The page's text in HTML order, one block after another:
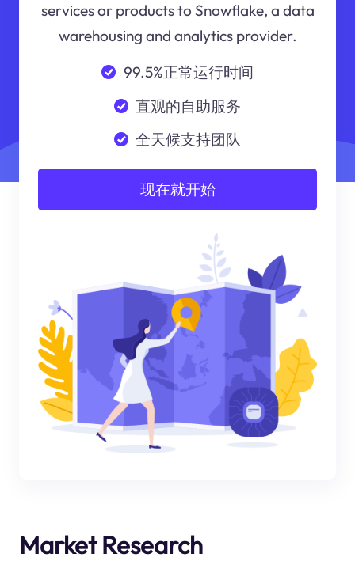
services or products to Snowflake, a data
warehousing and analytics provider.
99.5%正常运行时间
直观的自助服务
全天候支持团队
现在就开始
Market Research